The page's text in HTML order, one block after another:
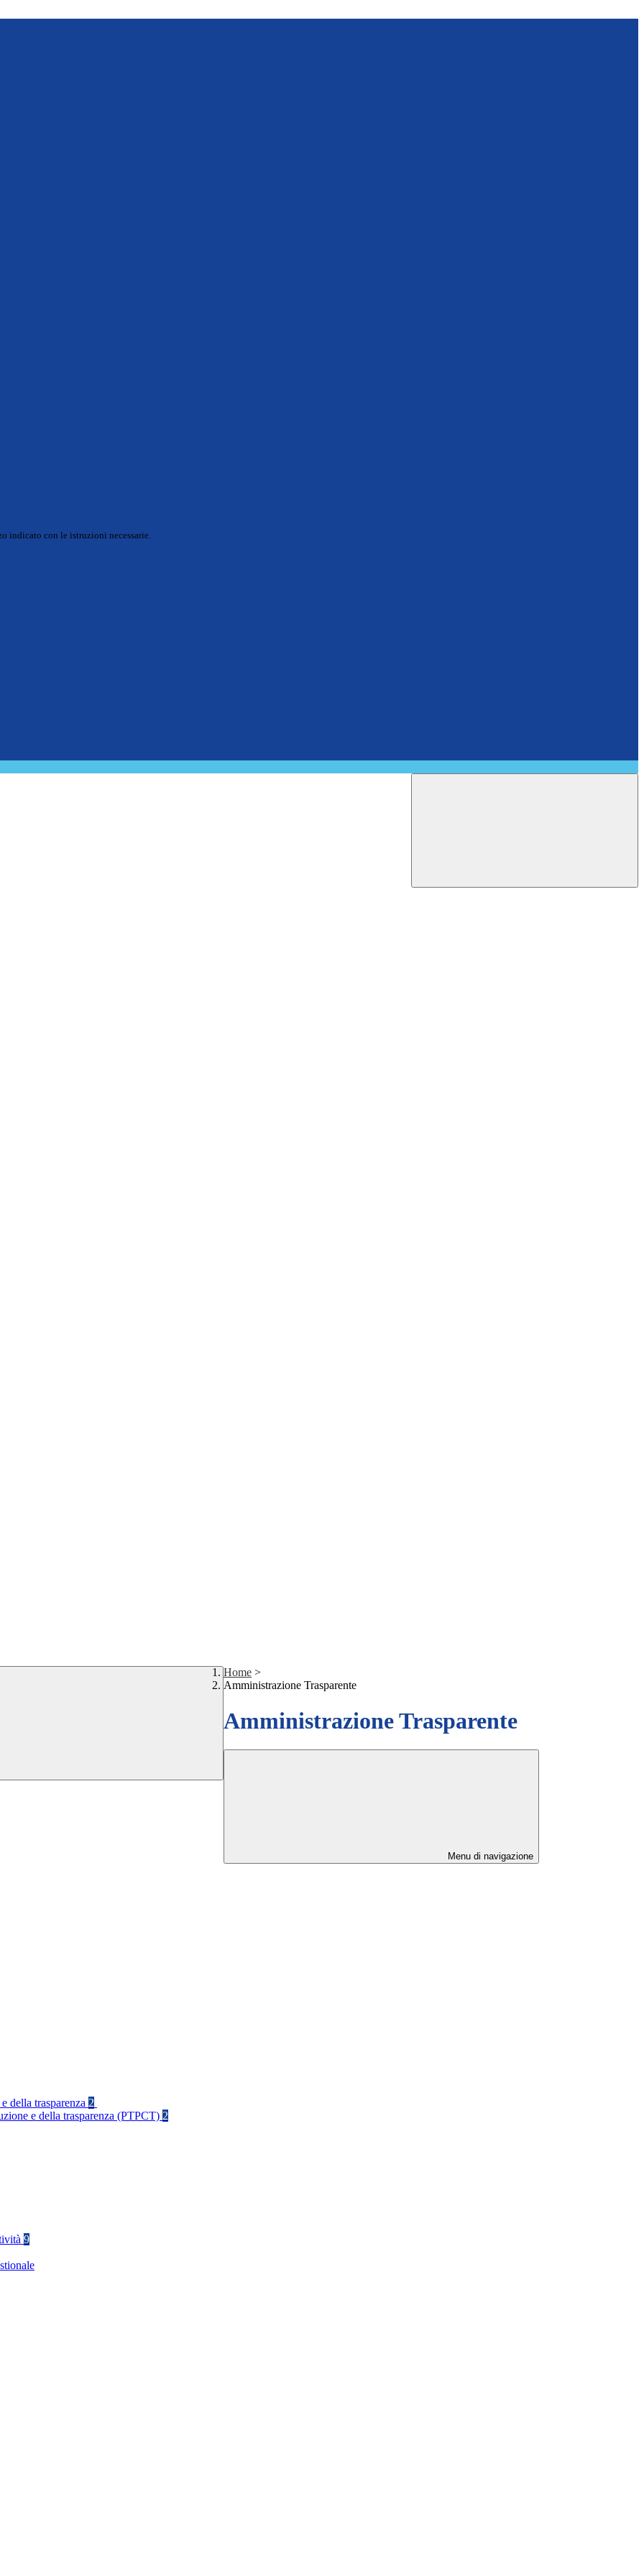
indicato con le istruzioni necessarie.
Home >
Amministrazione Trasparente
Amministrazione Trasparente
Menu di navigazione
della trasparenza 2
e della trasparenza (PTPCT) 2
9